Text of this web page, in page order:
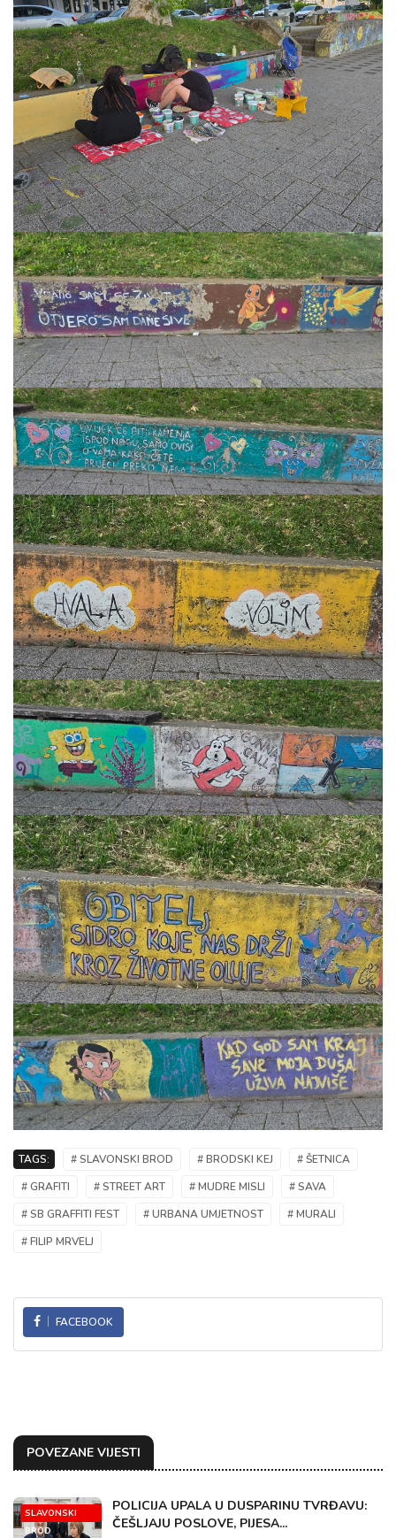
TAGS: # SLAVONSKI BROD # BRODSKI KEJ
# ŠETNICA
# GRAFITI
# STREET ART # MUDRE MISLI
# SAVA
# SB GRAFFITI FEST
# URBANA UMJETNOST
# MURALI
# FILIP MRVELJ
FACEBOOK
POVEZANE VIJESTI
SLAVONSKI
BROD
POLICIJA UPALA U DUSPARINU TVRĐAVU:
ČEŠLJAJU POSLOVE, PIJESA...